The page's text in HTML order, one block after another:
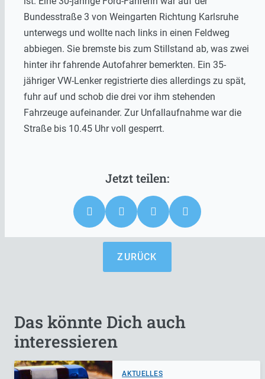
Bundesstraße 3 von Weingarten Richtung Karlsruhe
unterwegs und wollte nach links in einen Feldweg
abbiegen. Sie bremste bis zum Stillstand ab, was zwei
hinter ihr fahrende Autofahrer bemerkten. Ein 35-
jähriger VW-Lenker registrierte dies allerdings zu spät,
fuhr auf und schob die drei vor ihm stehenden
Fahrzeuge aufeinander. Zur Unfallaufnahme war die
Straße bis 10.45 Uhr voll gesperrt.
ZURÜCK
Das könnte Dich auch
interessieren
AKTUELLES